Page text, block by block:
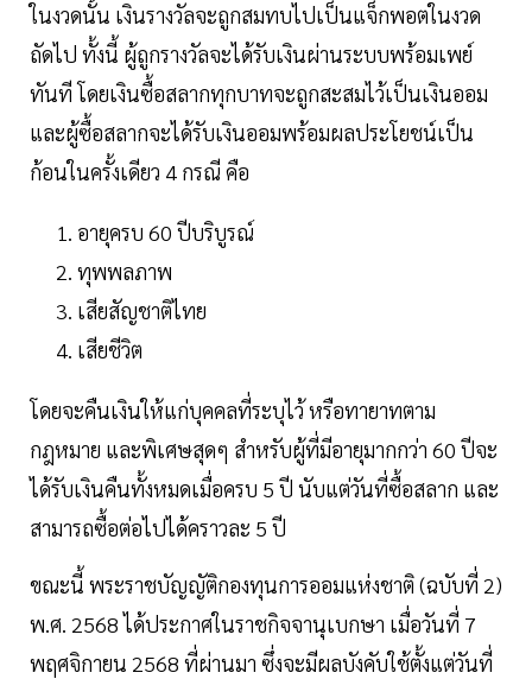
ในงวดนั้น เงินรางวัลจะถูกสมทบไปเป็นแจ็กพอตในงวด
ถัดไป ทั้งนี้ ผู้ถูกรางวัลจะได้รับเงินผ่านระบบพร้อมเพย์
ทันที โดยเงินซื้อสลากทุกบาทจะถูกสะสมไว้เป็นเงินออม
และผู้ซื้อสลากจะได้รับเงินออมพร้อมผลประโยชน์เป็น
ก้อนในครั้งเดียว 4 กรณี คือ
อายุครบ 60 ปีบริบูรณ์
ทุพพลภาพ
เสียสัญชาติไทย
เสียชีวิต
โดยจะคืนเงินให้แก่บุคคลที่ระบุไว้ หรือทายาทตาม
กฎหมาย และพิเศษสุดๆ สำหรับผู้ที่มีอายุมากกว่า 60 ปีจะ
ได้รับเงินคืนทั้งหมดเมื่อครบ 5 ปี นับแต่วันที่ซื้อสลาก และ
สามารถซื้อต่อไปได้คราวละ 5 ปี
ขณะนี้ พระราชบัญญัติกองทุนการออมแห่งชาติ (ฉบับที่ 2)
พ.ศ. 2568 ได้ประกาศในราชกิจจานุเบกษา เมื่อวันที่ 7
พฤศจิกายน 2568 ที่ผ่านมา ซึ่งจะมีผลบังคับใช้ตั้งแต่วันที่